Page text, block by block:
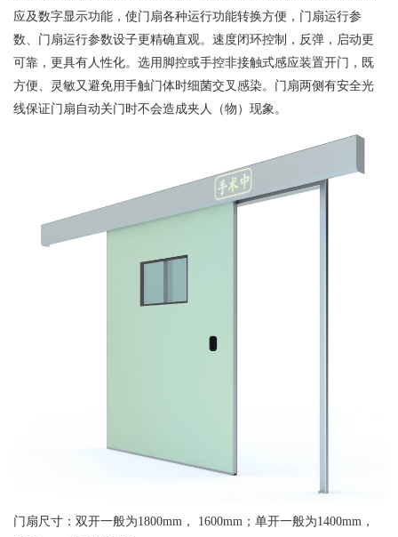
应及数字显示功能，使门扇各种运行功能转换方便，门扇运行参
数、门扇运行参数设子更精确直观。速度闭环控制，反弹，启动更
可靠，更具有人性化。选用脚控或手控非接触式感应装置开门，既
方便、灵敏又避免用手触门体时细菌交叉感染。门扇两侧有安全光
线保证门扇自动关门时不会造成夹人（物）现象。
门扇尺寸：双开一般为1800mm， 1600mm；单开一般为1400mm，